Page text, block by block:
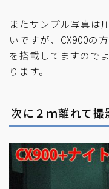
またサンプル写真は
いですが、CX900の
を搭載してますので
ります。
次に２ｍ離れて撮